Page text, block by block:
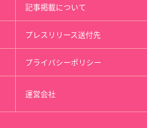
記事掲載について
プレスリリース送付先
プライバシーポリシー
運営会社